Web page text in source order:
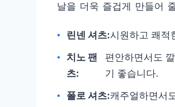
날을 더욱 즐겁게 만들어
린넨 셔츠:시원하고 쾌적
치노 팬
츠:
편안하면서도
기 좋습니다.
폴로 셔츠:캐주얼하면서